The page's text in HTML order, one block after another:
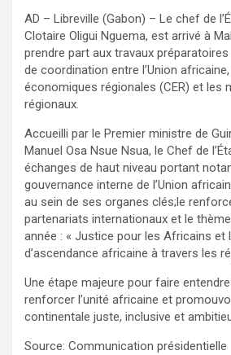
AD – Libreville (Gabon) – Le chef de
Clotaire Oligui Nguema, est arrivé à
prendre part aux travaux
de coordination entre l’Union
économiques régionales (CER) et les
régionaux.
Accueilli par le Premier ministre de
Manuel Osa Nsue Nsua, le Chef de
échanges de haut niveau portant
gouvernance interne de l’Union
au sein de ses organes clés;le
partenariats internationaux et le
année : « Justice pour les Africains et
d’ascendance africaine à travers les
Une étape majeure pour faire
renforcer l’unité africaine et
continentale juste, inclusive et
Source: Communication présidentielle